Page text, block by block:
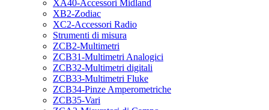
XA40-Accessori Midland
XB2-Zodiac
XC2-Accessori Radio
Strumenti di misura
ZCB2-Multimetri
ZCB31-Multimetri Analogici
ZCB32-Multimetri digitali
ZCB33-Multimetri Fluke
ZCB34-Pinze Amperometriche
ZCB35-Vari